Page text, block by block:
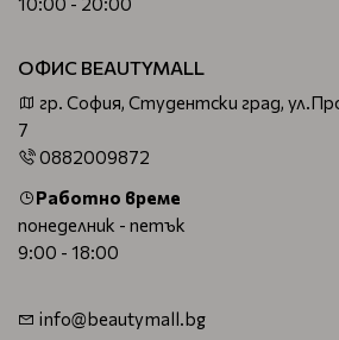
ОФИС BEAUTYMALL
гр. София, Студентски град,
7
0882009872
Работно време
понеделник - петък
9:00 - 18:00
info@beautymall.bg